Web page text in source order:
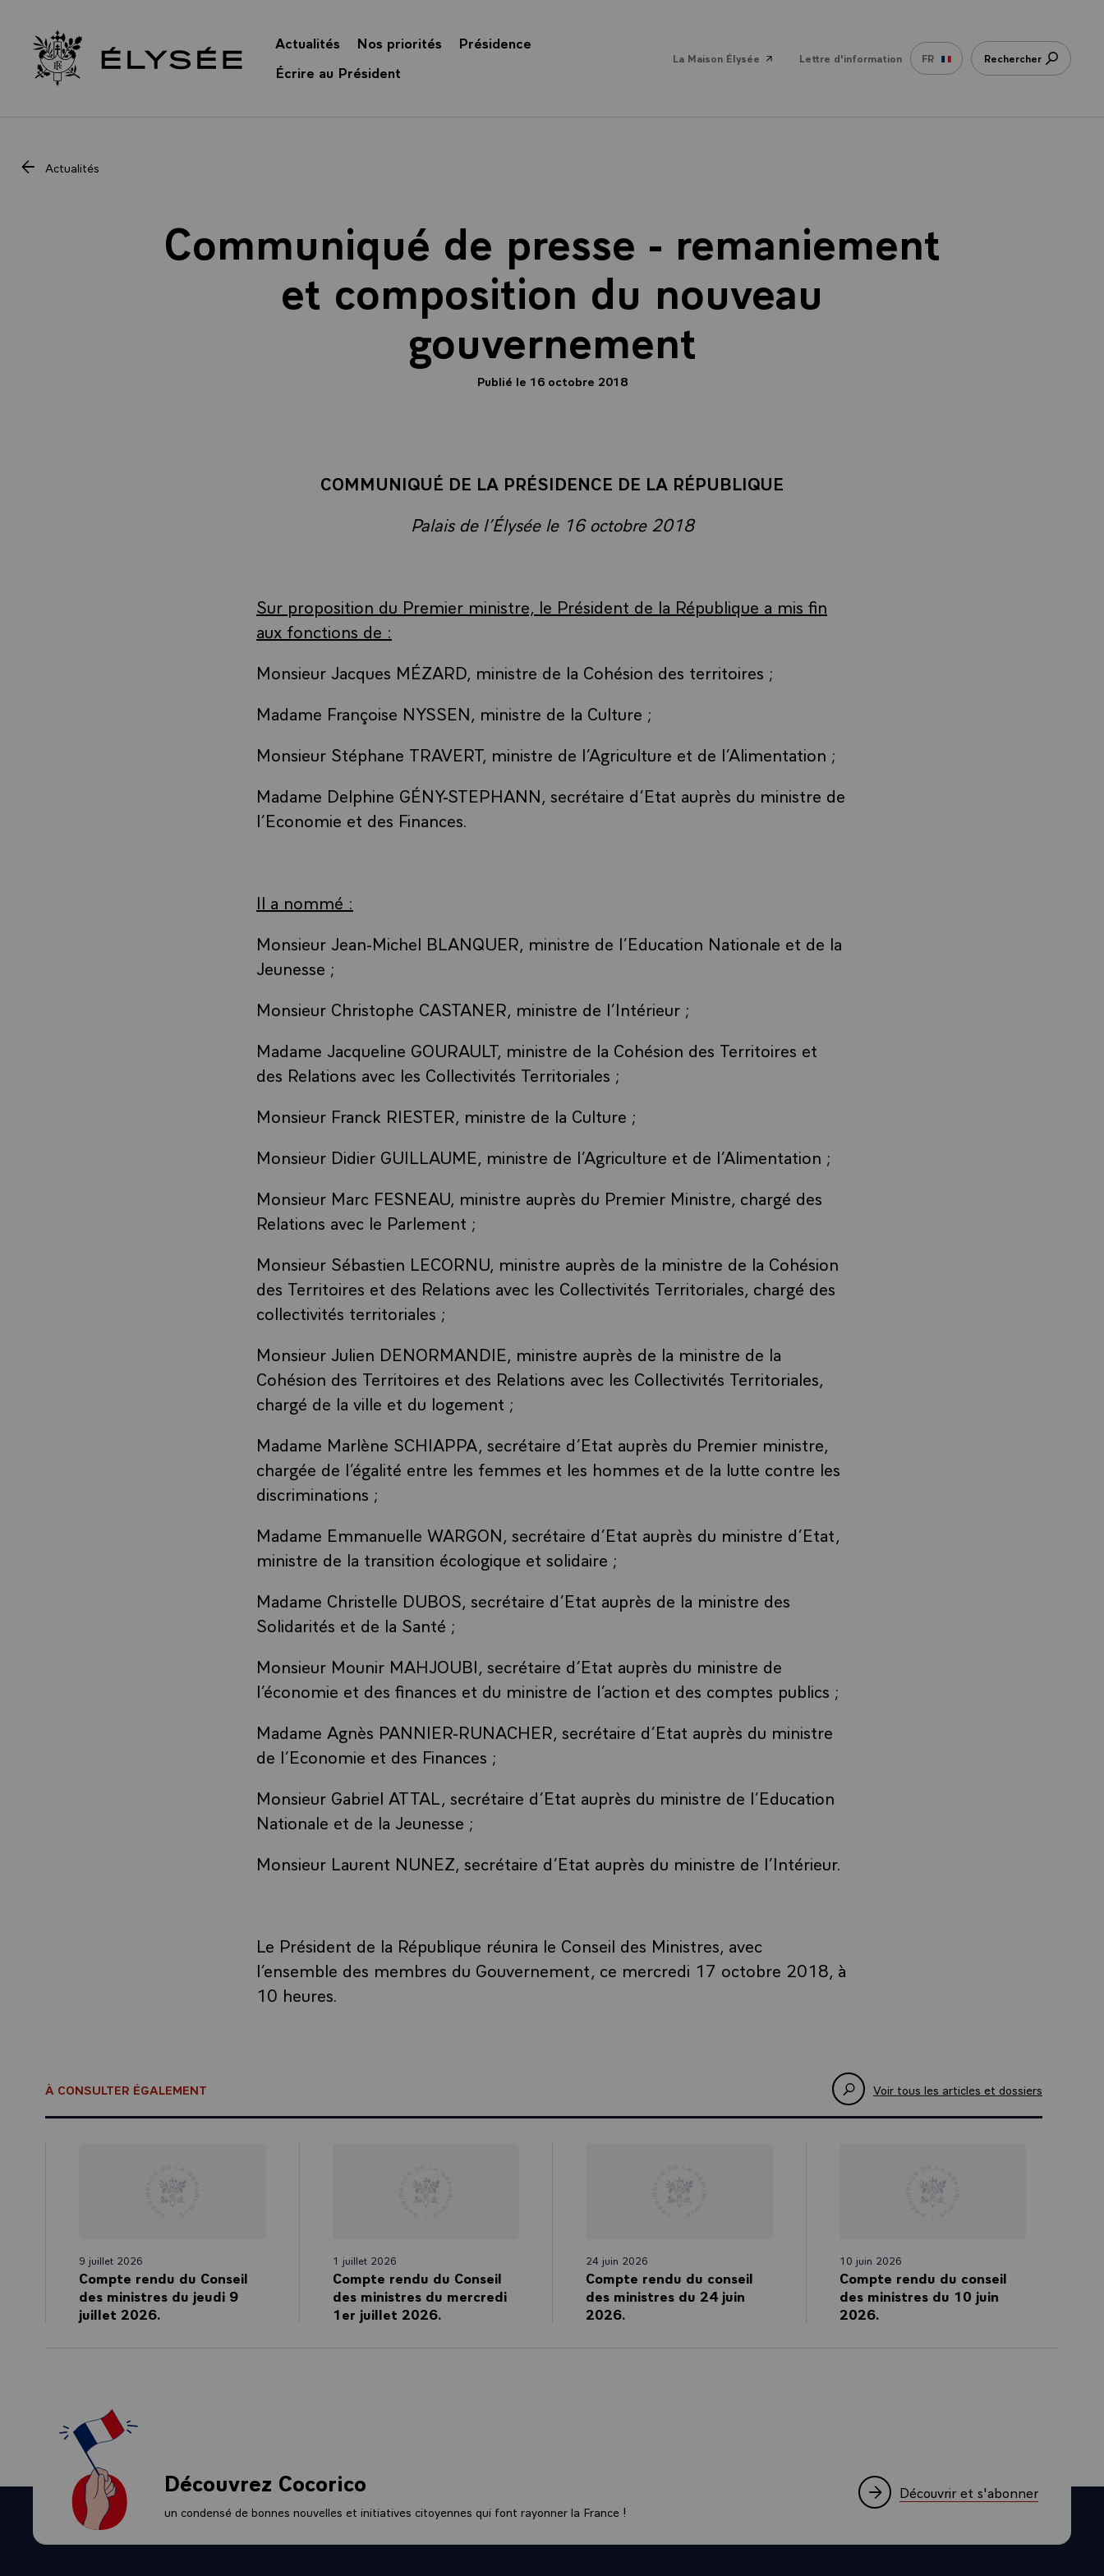
Retour à l’accueil Élysée
Actualités Nos priorités
Présidence
Écrire au Président
La Maison Élysée Lettre d'information FR Rechercher
Actualités
Communiqué de presse - remaniement
et composition du nouveau
gouvernement
Publié le 16 octobre 2018
COMMUNIQUÉ DE LA PRÉSIDENCE DE LA RÉPUBLIQUE
Palais de l’Élysée le 16 octobre 2018
Sur proposition du Premier ministre, le Président de la République a mis fin
aux fonctions de :
Monsieur Jacques MÉZARD, ministre de la Cohésion des territoires ;
Madame Françoise NYSSEN, ministre de la Culture ;
Monsieur Stéphane TRAVERT, ministre de l’Agriculture et de l’Alimentation ;
Madame Delphine GÉNY-STEPHANN, secrétaire d’Etat auprès du ministre de
l’Economie et des Finances.
Il a nommé :
Monsieur Jean-Michel BLANQUER, ministre de l’Education Nationale et de la
Jeunesse ;
Monsieur Christophe CASTANER, ministre de l’Intérieur ;
Madame Jacqueline GOURAULT, ministre de la Cohésion des Territoires et
des Relations avec les Collectivités Territoriales ;
Monsieur Franck RIESTER, ministre de la Culture ;
Monsieur Didier GUILLAUME, ministre de l’Agriculture et de l’Alimentation ;
Monsieur Marc FESNEAU, ministre auprès du Premier Ministre, chargé des
Relations avec le Parlement ;
Monsieur Sébastien LECORNU, ministre auprès de la ministre de la Cohésion
des Territoires et des Relations avec les Collectivités Territoriales, chargé des
collectivités territoriales ;
Monsieur Julien DENORMANDIE, ministre auprès de la ministre de la
Cohésion des Territoires et des Relations avec les Collectivités Territoriales,
chargé de la ville et du logement ;
Madame Marlène SCHIAPPA, secrétaire d’Etat auprès du Premier ministre,
chargée de l’égalité entre les femmes et les hommes et de la lutte contre les
discriminations ;
Madame Emmanuelle WARGON, secrétaire d’Etat auprès du ministre d’Etat,
ministre de la transition écologique et solidaire ;
Madame Christelle DUBOS, secrétaire d’Etat auprès de la ministre des
Solidarités et de la Santé ;
Monsieur Mounir MAHJOUBI, secrétaire d’Etat auprès du ministre de
l’économie et des finances et du ministre de l’action et des comptes publics ;
Madame Agnès PANNIER-RUNACHER, secrétaire d’Etat auprès du ministre
de l’Economie et des Finances ;
Monsieur Gabriel ATTAL, secrétaire d’Etat auprès du ministre de l’Education
Nationale et de la Jeunesse ;
Monsieur Laurent NUNEZ, secrétaire d’Etat auprès du ministre de l’Intérieur.
Le Président de la République réunira le Conseil des Ministres, avec
l’ensemble des membres du Gouvernement, ce mercredi 17 octobre 2018, à
10 heures.
À CONSULTER ÉGALEMENT Voir tous les articles et dossiers
9 juillet 2026
Compte rendu du Conseil
des ministres du jeudi 9
juillet 2026.
1 juillet 2026
Compte rendu du Conseil
des ministres du mercredi
1er juillet 2026.
24 juin 2026
Compte rendu du conseil
des ministres du 24 juin
2026.
10 juin 2026
Compte rendu du conseil
des ministres du 10 juin
2026.
Découvrez Cocorico
un condensé de bonnes nouvelles et initiatives citoyennes qui font rayonner la France !
Découvrir et s'abonner